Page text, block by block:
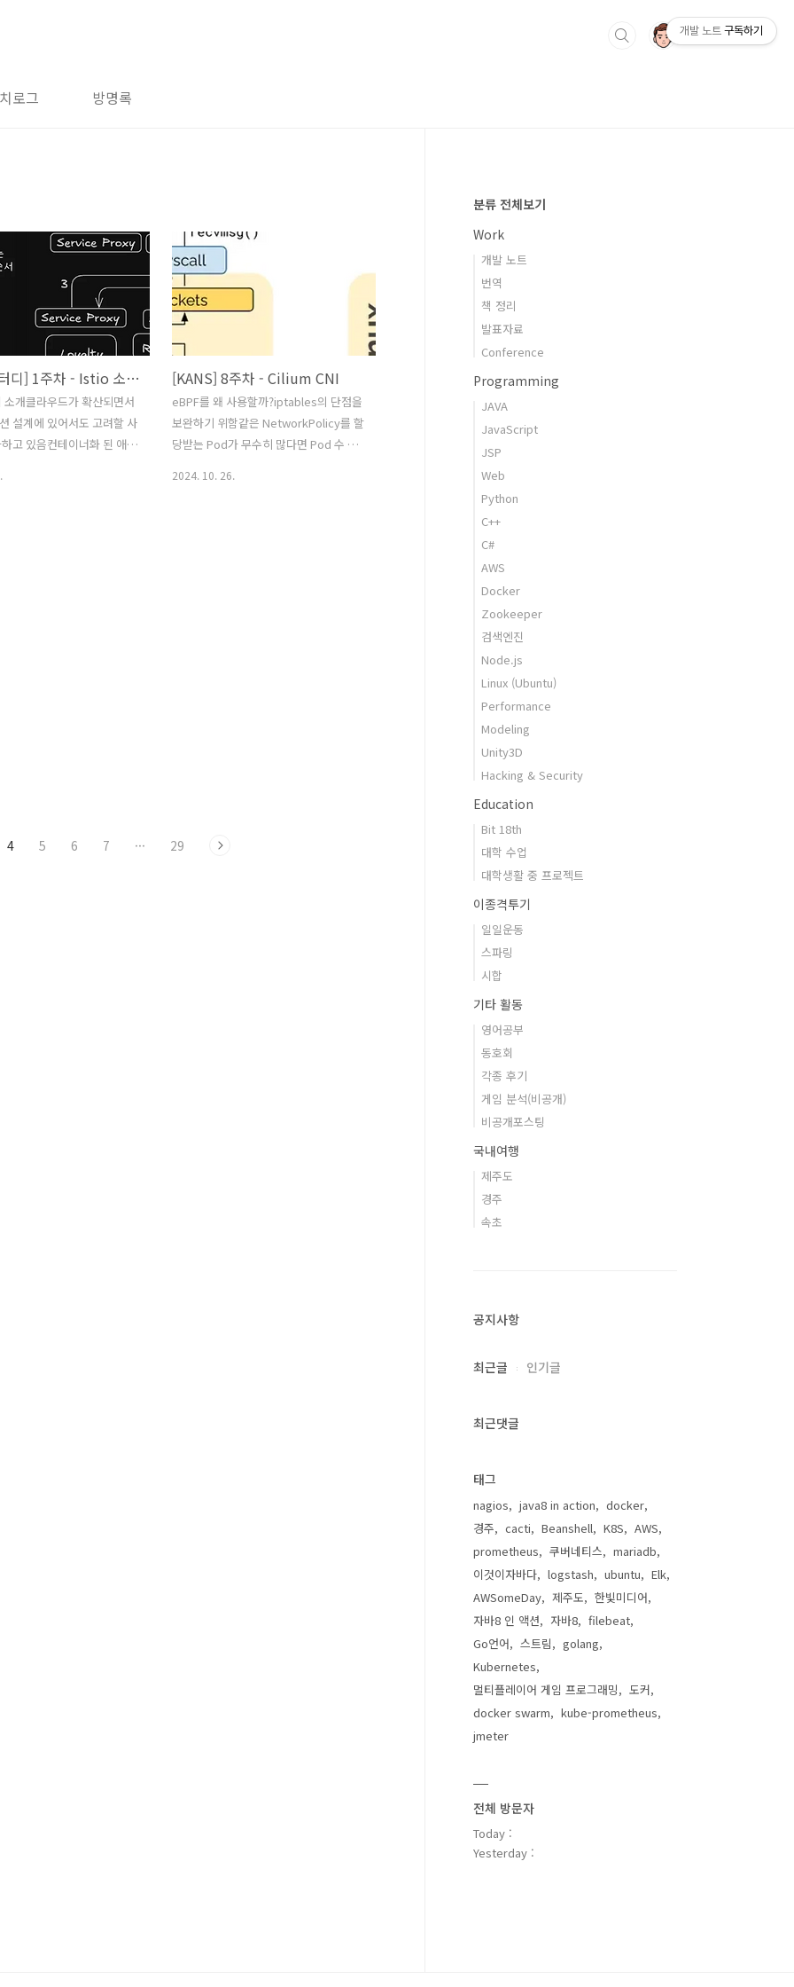
로그 방명록
[Istio 스터디] 1주차 - Istio 소개, 첫걸음
소개클라우드가 확산되면서
설계에 있어서도 고려할 사
고 있음컨테이너화 된 애플
[KANS] 8주차 - Cilium CNI
eBPF를 왜 사용할까?iptables의 단점을
보완하기 위함같은 NetworkPolicy를 할
당받는 Pod가 무수히 많다면 Pod 수 만
2024. 10. 26.
4 5 6 7 ··· 29
분류 전체보기
Work
개발 노트
번역
책 정리
발표자료
Conference
Programming
JAVA
JavaScript
JSP
Web
Python
C++
C#
AWS
Docker
Zookeeper
검색엔진
Node.js
Linux (Ubuntu)
Performance
Modeling
Unity3D
Hacking & Security
Education
Bit 18th
대학 수업
대학생활 중 프로젝트
이종격투기
일일운동
스파링
시합
기타 활동
영어공부
동호회
각종 후기
게임 분석(비공개)
비공개포스팅
국내여행
제주도
경주
속초
공지사항
최근글 인기글
최근댓글
태그
nagios java8 in action
docker
경주
cacti Beanshell K8S
AWS
prometheus
쿠버네티스
mariadb
이것이자바다
logstash ubuntu
Elk
AWSomeDay
제주도
한빛미디어
자바8 인 액션
자바8
filebeat
Go언어
스트림
golang
Kubernetes
멀티플레이어 게임 프로그래밍
도커
docker swarm
kube-prometheus
jmeter
전체 방문자
Today :
Yesterday :
개발 노트 구독하기